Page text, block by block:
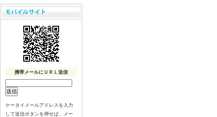
携帯メールにＵＲＬ送信
ケータイメールアドレスを入力
して送信ボタンを押せば、メー